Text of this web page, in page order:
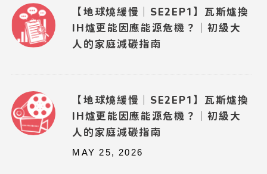
【地球燒緩慢｜SE2EP1】瓦斯爐換
IH爐更能因應能源危機？｜初級大
人的家庭減碳指南
【地球燒緩慢｜SE2EP1】瓦斯爐換
IH爐更能因應能源危機？｜初級大
人的家庭減碳指南
MAY 25, 2026